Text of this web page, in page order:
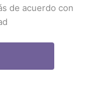
de acuerdo con